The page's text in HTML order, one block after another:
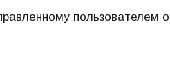
пользователем